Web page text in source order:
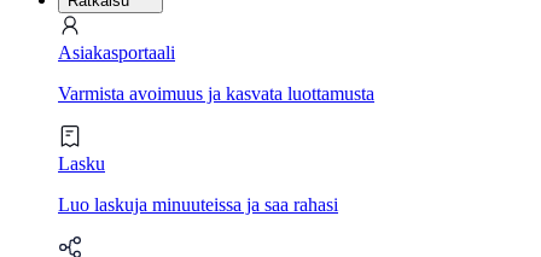
Asiakasportaali
Varmista avoimuus ja kasvata luottamusta
Lasku
Luo laskuja minuuteissa ja saa rahasi